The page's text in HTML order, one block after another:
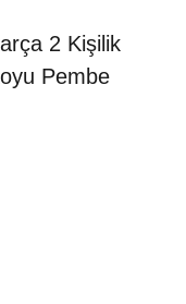
2 Kişilik
Pembe